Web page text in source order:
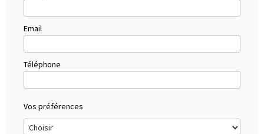
Email
Téléphone
Vos préférences